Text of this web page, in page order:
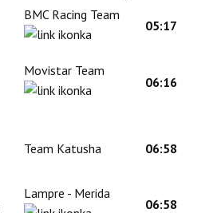
BMC Racing Team
05:17
Movistar Team
06:16
Team Katusha 06:58
Lampre - Merida
06:58